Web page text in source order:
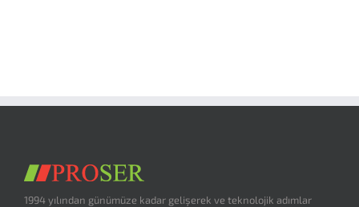
1994 yılından günümüze kadar gelişerek ve teknolojik adımlar